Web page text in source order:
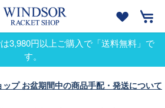
3,980円以上ご購入で「送料無料」で
す。
ップ お盆期間中の商品手配・発送について